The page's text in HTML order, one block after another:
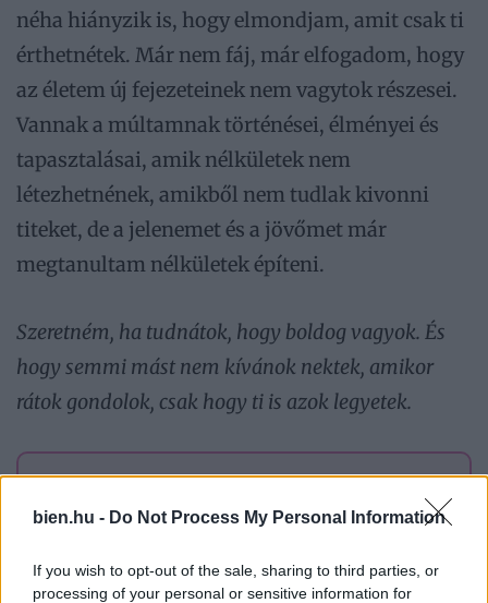
bien.hu - Do Not Process My Personal Information
If you wish to opt-out of the sale, sharing to third parties, or
processing of your personal or sensitive information for
néha hiányzik is, hogy elmondjam, amit csak ti
érthetnétek. Már nem fáj, már elfogadom, hogy
az életem új fejezeteinek nem vagytok részesei.
Vannak a múltamnak történései, élményei és
tapasztalásai, amik nélkületek nem
létezhetnének, amikből nem tudlak kivonni
titeket, de a jelenemet és a jövőmet már
megtanultam nélkületek építeni.
Szeretném, ha tudnátok, hogy boldog vagyok. És
hogy semmi mást nem kívánok nektek, amikor
rátok gondolok, csak hogy ti is azok legyetek.
postaládádba, ingyen.